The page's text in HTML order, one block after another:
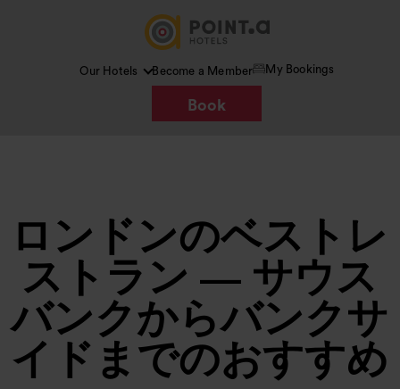
Our Hotels Become a Member My Bookings
Book
ロンドンのベストレ
ストラン — サウス
バンクからバンクサ
イドまでのおすすめ